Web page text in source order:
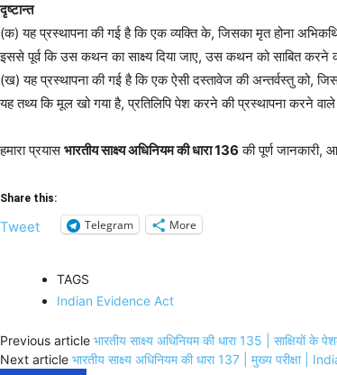
दृष्टान्त
(क) यह प्रस्थापना की गई है कि एक व्यक्ति के, जिसका मृत होना
इससे पूर्व कि उस कथन का साक्ष्य दिया जाए, उस कथन को साबित करने
(ख) यह प्रस्थापना की गई है कि एक ऐसी दस्तावेज की अन्तर्वस्तु को,
यह तथ्य कि मूल खो गया है, प्रतिलिपि पेश करने की प्रस्थापना करने वाले
हमारा प्रयासभारतीय साक्ष्य अधिनियम की धारा 136 की पूर्ण
Share this:
Tweet Telegram More
TAGS
Indian Evidence Act
Previous article भारतीय साक्ष्य अधिनियम की धारा 135 |
Next article भारतीय साक्ष्य अधिनियम की धारा 137 | मुख्य